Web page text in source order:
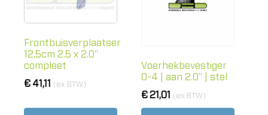
Frontbuisverplaatser
12,5cm 2.5 x 2.0"
compleet
€ 41,11 (ex BTW)
Voerhekbevestiger
0-4 | aan 2.0" | stel
€21,01 (ex BTW)